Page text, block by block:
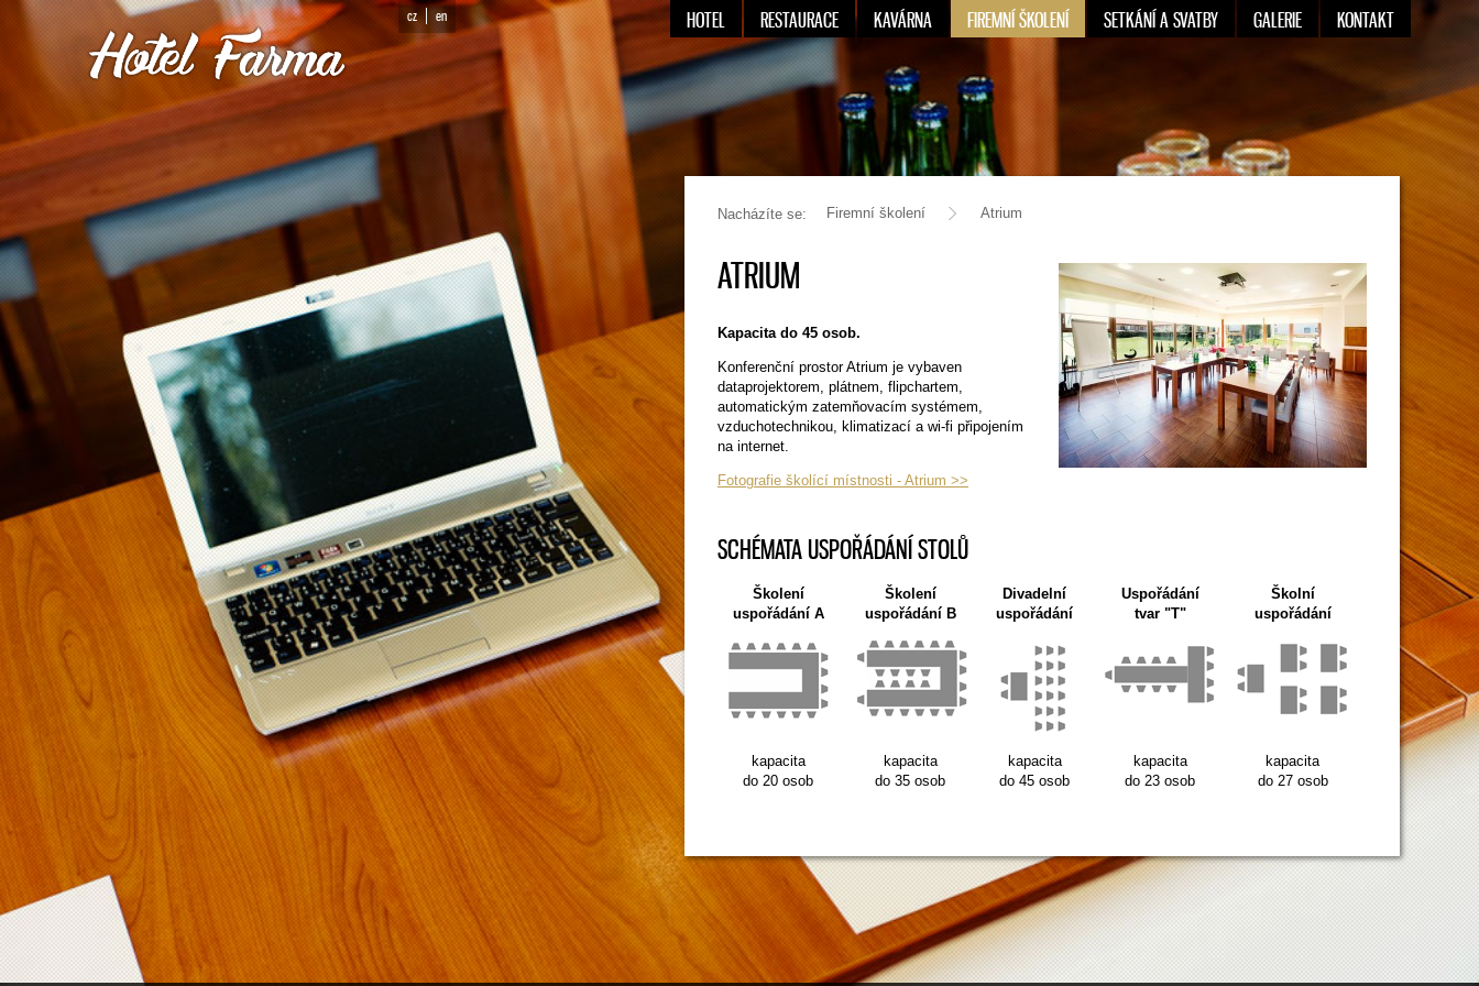
cz en HOTEL RESTAURACE KAVÁRNA FIREMNÍ ŠKOLENÍ SETKÁNÍ A SVATBY GALERIE KONTAKT
Nacházíte se: Firemní školení Atrium
ATRIUM
Kapacita do 45 osob.
Konferenční prostor Atrium je vybaven
dataprojektorem, plátnem, flipchartem,
automatickým zatemňovacím systémem,
vzduchotechnikou, klimatizací a wi-fi připojením
na internet.
Fotografie školící místnosti - Atrium >>
SCHÉMATA USPOŘÁDÁNÍ STOLŮ
Školení
uspořádání A
Školení
uspořádání B
Divadelní
uspořádání
Uspořádání
tvar "T"
Školní
uspořádání
kapacita
do 20 osob
kapacita
do 35 osob
kapacita
do 45 osob
kapacita
do 23 osob
kapacita
do 27 osob